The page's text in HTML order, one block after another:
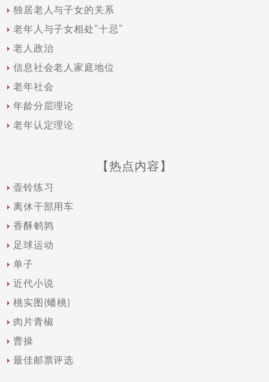
独居老人与子女的关系
老年人与子女相处“十忌”
老人政治
信息社会老人家庭地位
老年社会
年龄分层理论
老年认定理论
【热点内容】
壶铃练习
离休干部用车
香酥鹌鹑
足球运动
单子
近代小说
桃实图(蟠桃)
肉片青椒
曹操
最佳邮票评选